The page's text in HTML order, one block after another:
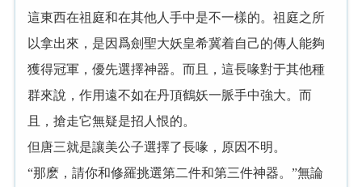
這東西在祖庭和在其他人手中是不一樣的。祖庭之所
以拿出來，是因爲劍聖大妖皇希冀着自己的傳人能夠
獲得冠軍，優先選擇神器。而且，這長喙對于其他種
群來說，作用遠不如在丹頂鶴妖一脈手中強大。而
且，搶走它無疑是招人恨的。
但唐三就是讓美公子選擇了長喙，原因不明。
“那麽，請你和修羅挑選第二件和第三件神器。”無論